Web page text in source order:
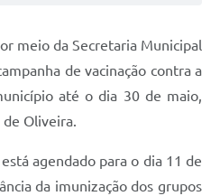
meio da Secretaria Municipal
de vacinação contra a
até o dia 30 de maio,
Oliveira.
agendado para o dia 11 de
da imunização dos grupos